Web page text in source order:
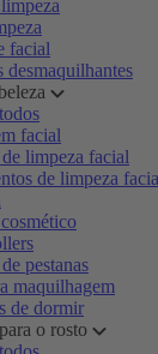
facial
desmaquilhantes
facial
limpeza facial
de limpeza
pestanas
maquilhagem
de dormir
o rosto